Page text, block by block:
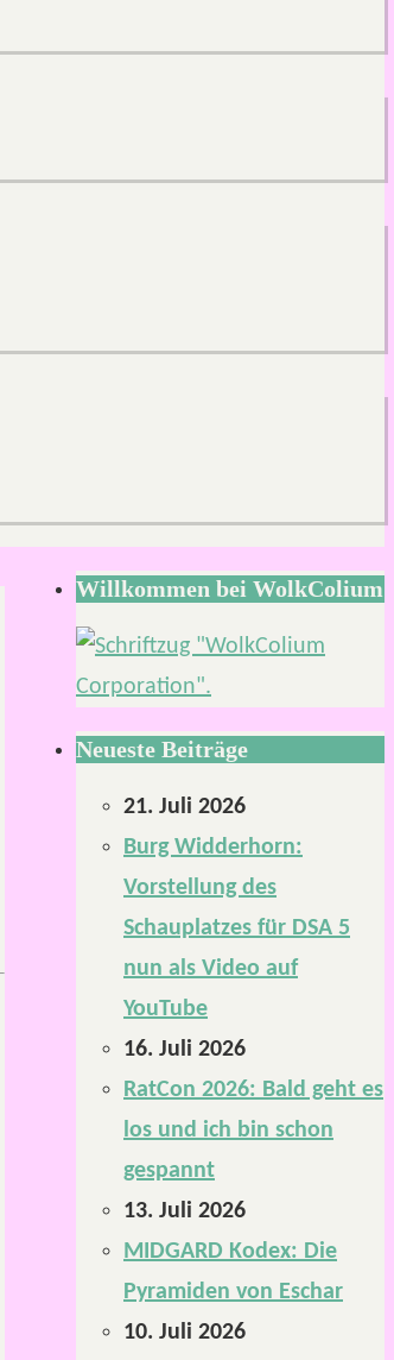
Willkommen bei WolkColium
Neueste Beiträge
21. Juli 2026
Burg Widderhorn:
Vorstellung des
Schauplatzes für DSA 5
nun als Video auf
YouTube
16. Juli 2026
RatCon 2026: Bald geht es
los und ich bin schon
gespannt
13. Juli 2026
MIDGARD Kodex: Die
Pyramiden von Eschar
10. Juli 2026